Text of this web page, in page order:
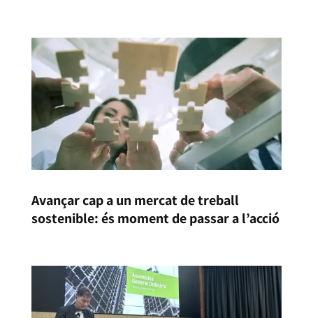
Avançar cap a un mercat de treball
sostenible: és moment de passar a l’acció